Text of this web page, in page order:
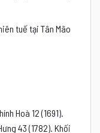
tuế tại Tân Mão
Hoà 12 (1691).
43 (1782). Khối